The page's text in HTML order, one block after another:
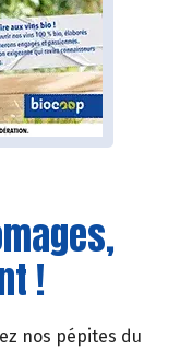
!
nos pépites du